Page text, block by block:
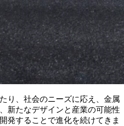
り、社会のニーズに応え、金属
新たなデザインと産業の可能性
発することで進化を続けてきま